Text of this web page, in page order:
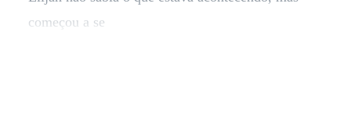
começou a se